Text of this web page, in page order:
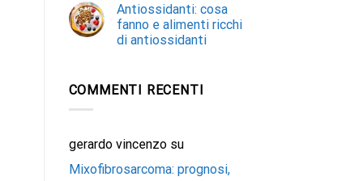
Antiossidanti: cosa
fanno e alimenti ricchi
di antiossidanti
COMMENTI RECENTI
gerardo vincenzosu
Mixofibrosarcoma: prognosi,